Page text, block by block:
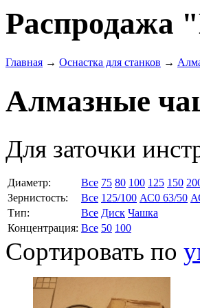
Распродажа
Главная → Оснастка для станков →
Алмазные
Для заточки
Диаметр: Все 75 80 100 125 150
Зернистость:
Все 125/100 АС0 63/50
Тип:
Все Диск Чашка
Концентрация: Все 50 100
Сортировать по